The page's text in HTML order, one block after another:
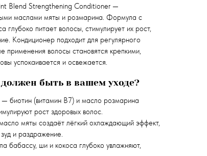
Blend Strengthening Conditioner —
маслами мяты и розмарина. Формула с
питает волосы, стимулирует их рост,
Кондиционер подходит для регулярного
волосы становятся крепкими,
успокаивается и освежается.
быть в вашем уходе?
— биотин (витамин B7) и масло розмарина
рост здоровых волос.
мяты создаёт лёгкий охлаждающий эффект,
и раздражение.
бабассу, ши и кокоса глубоко увлажняют,